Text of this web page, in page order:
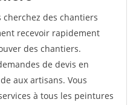
des chantiers
recevoir rapidement
des chantiers.
de devis en
aux artisans. Vous
à tous les peintures